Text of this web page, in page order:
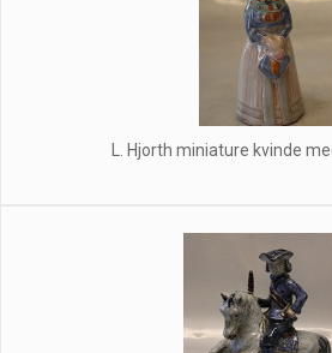
L. Hjorth miniature kvinde